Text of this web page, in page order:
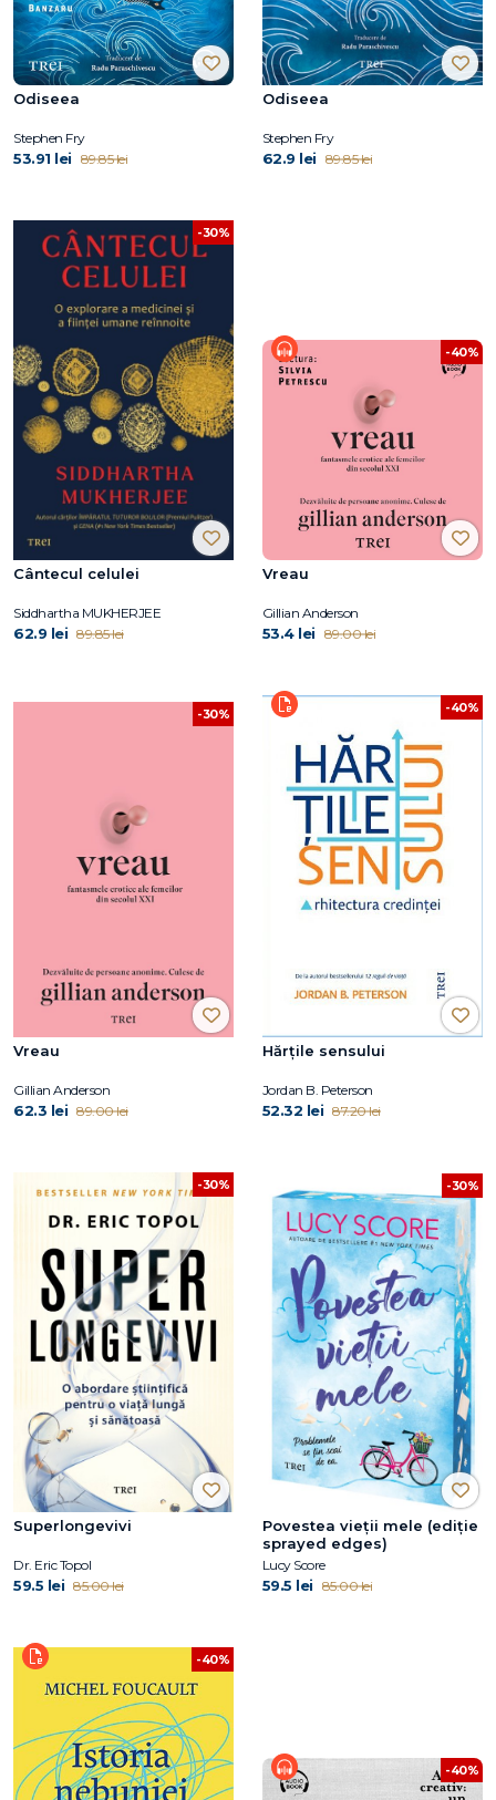
Odiseea
Stephen Fry
53.91 lei 89.85 lei
Odiseea
Stephen Fry
62.9 lei 89.85 lei
-30%
Cântecul celulei
Siddhartha MUKHERJEE
62.9 lei 89.85 lei
-40%
Vreau
Gillian Anderson
53.4 lei 89.00 lei
-30%
Vreau
Gillian Anderson
62.3 lei 89.00 lei
-40%
Hărțile sensului
Jordan B. Peterson
52.32 lei 87.20 lei
-30%
Superlongevivi
Dr. Eric Topol
59.5 lei 85.00 lei
-30%
Povestea vieții mele (ediție
sprayed edges)
Lucy Score
59.5 lei 85.00 lei
-40%
-40%